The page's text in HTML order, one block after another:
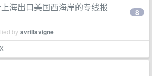
海出口美国西海岸的专线报
byavrillavigne
8